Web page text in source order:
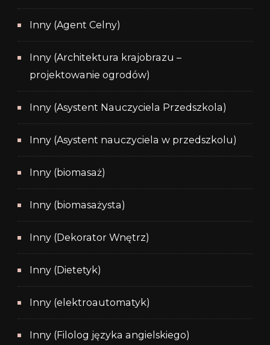
Inny (Agent Celny)
Inny (Architektura krajobrazu –
projektowanie ogrodów)
Inny (Asystent Nauczyciela Przedszkola)
Inny (Asystent nauczyciela w przedszkolu)
Inny (biomasaż)
Inny (biomasażysta)
Inny (Dekorator Wnętrz)
Inny (Dietetyk)
Inny (elektroautomatyk)
Inny (Filolog języka angielskiego)